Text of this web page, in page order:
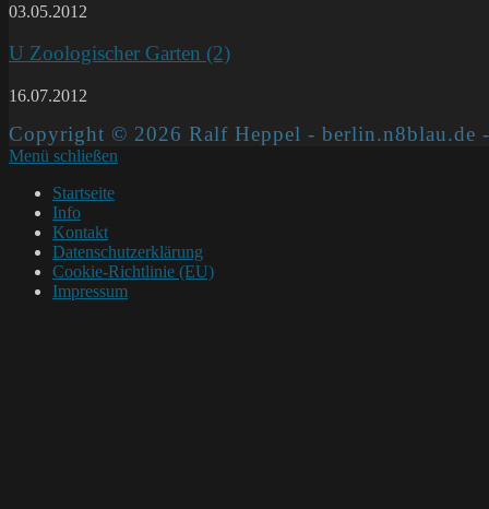
03.05.2012
U Zoologischer Garten (2)
16.07.2012
Copyright © 2026 Ralf Heppel - berlin.n8blau.de
Menü schließen
Startseite
Info
Kontakt
Datenschutzerklärung
Cookie-Richtlinie (EU)
Impressum